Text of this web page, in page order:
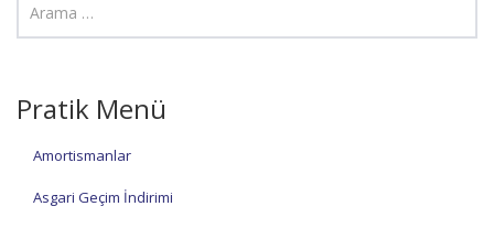
Pratik Menü
Amortismanlar
Asgari Geçim İndirimi